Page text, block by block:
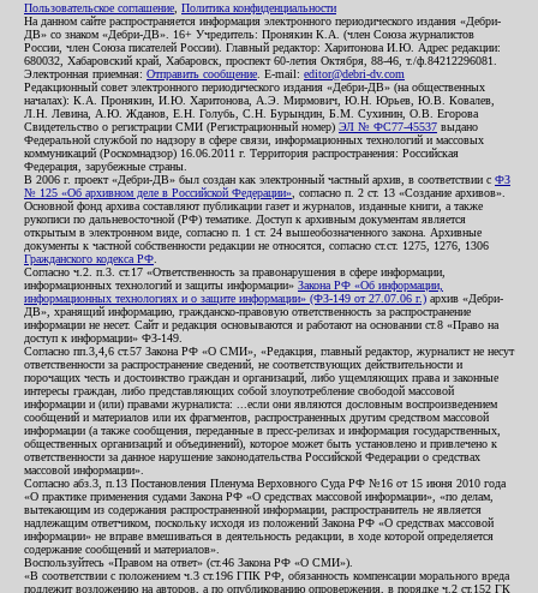
Пользовательское соглашение Политика конфиденциальности
На данном сайте распространяется информация электронного периодического издания «Дебри-
ДВ» со знаком «Дебри-ДВ». 16+ Учредитель: Пронякин К.А. (член Союза журналистов
России, член Союза писателей России). Главный редактор: Харитонова И.Ю. Адрес редакции:
680032, Хабаровский край, Хабаровск, проспект 60-летия Октября, 88-46, т./ф.84212296081.
Электронная приемная: Отправить сообщение . E-mail: editor@debri-dv.com
Редакционный совет электронного периодического издания «Дебри-ДВ» (на общественных
началах): К.А. Пронякин, И.Ю. Харитонова, А.Э. Мирмович, Ю.Н. Юрьев, Ю.В. Ковалев,
Л.Н. Левина, А.Ю. Жданов, Е.Н. Голубь, С.Н. Бурындин, Б.М. Сухинин, О.В. Егорова
Свидетельство о регистрации СМИ (Регистрационный номер) ЭЛ № ФС77-45537 выдано
Федеральной службой по надзору в сфере связи, информационных технологий и массовых
коммуникаций (Роскомнадзор) 16.06.2011 г. Территория распространения: Российская
Федерация, зарубежные страны.
В 2006 г. проект «Дебри-ДВ» был создан как электронный частный архив, в соответствии с ФЗ
№ 125 «Об архивном деле в Российской Федерации» , согласно п. 2 ст. 13 «Создание архивов».
Основной фонд архива составляют публикации газет и журналов, изданные книги, а также
рукописи по дальневосточной (РФ) тематике. Доступ к архивным документам является
открытым в электронном виде, согласно п. 1 ст. 24 вышеобозначенного закона. Архивные
документы к частной собственности редакции не относятся, согласно ст.ст. 1275, 1276, 1306
Гражданского кодекса РФ
Согласно ч.2. п.3. ст.17 «Ответственность за правонарушения в сфере информации,
информационных технологий и защиты информации» Закона РФ «Об информации,
информационных технологиях и о защите информации» (ФЗ-149 от 27.07.06 г.) архив «Дебри-
ДВ», хранящий информацию, гражданско-правовую ответственность за распространение
информации не несет. Сайт и редакция основываются и работают на основании ст.8 «Право на
доступ к информации» ФЗ-149.
Согласно пп.3,4,6 ст.57 Закона РФ «О СМИ», «Редакция, главный редактор, журналист не несут
ответственности за распространение сведений, не соответствующих действительности и
порочащих честь и достоинство граждан и организаций, либо ущемляющих права и законные
интересы граждан, либо представляющих собой злоупотребление свободой массовой
информации и (или) правами журналиста: ...если они являются дословным воспроизведением
сообщений и материалов или их фрагментов, распространенных другим средством массовой
информации (а также сообщения, переданные в пресс-релизах и информация государственных,
общественных организаций и объединений), которое может быть установлено и привлечено к
ответственности за данное нарушение законодательства Российской Федерации о средствах
массовой информации».
Согласно абз.3, п.13 Постановления Пленума Верховного Суда РФ №16 от 15 июня 2010 года
«О практике применения судами Закона РФ «О средствах массовой информации», «по делам,
вытекающим из содержания распространенной информации, распространитель не является
надлежащим ответчиком, поскольку исходя из положений Закона РФ «О средствах массовой
информации» не вправе вмешиваться в деятельность редакции, в ходе которой определяется
содержание сообщений и материалов».
Воспользуйтесь «Правом на ответ» (ст.46 Закона РФ «О СМИ»).
«В соответствии с положением ч.3 ст.196 ГПК РФ, обязанность компенсации морального вреда
подлежит возложению на авторов, а по опубликованию опровержения, в порядке ч.2 ст.152 ГК